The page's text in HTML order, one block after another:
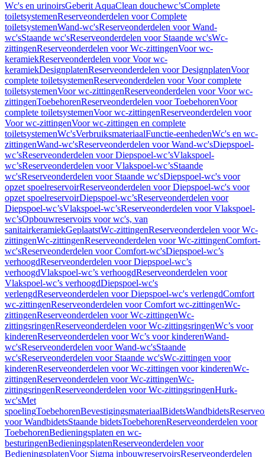
Wc's en urinoirsGeberit AquaClean douchewc’sComplete
toiletsystemenReserveonderdelen voor Complete
toiletsystemenWand-wc'sReserveonderdelen voor Wand-
wc'sStaande wc'sReserveonderdelen voor Staande wc'sWc-
zittingenReserveonderdelen voor Wc-zittingenVoor wc-
keramiekReserveonderdelen voor Voor wc-
keramiekDesignplatenReserveonderdelen voor DesignplatenVoor
complete toiletsystemenReserveonderdelen voor Voor complete
toiletsystemenVoor wc-zittingenReserveonderdelen voor Voor wc-
zittingenToebehorenReserveonderdelen voor ToebehorenVoor
complete toiletsystemenVoor wc-zittingenReserveonderdelen voor
Voor wc-zittingenVoor wc-zittingen en complete
toiletsystemenWc'sVerbruiksmateriaalFunctie-eenhedenWc's en wc-
zittingenWand-wc'sReserveonderdelen voor Wand-wc'sDiepspoel-
wc’sReserveonderdelen voor Diepspoel-wc’sVlakspoel-
wc’sReserveonderdelen voor Vlakspoel-wc’sStaande
wc'sReserveonderdelen voor Staande wc'sDiepspoel-wc's voor
opzet spoelreservoirReserveonderdelen voor Diepspoel-wc's voor
opzet spoelreservoirDiepspoel-wc’sReserveonderdelen voor
Diepspoel-wc’sVlakspoel-wc’sReserveonderdelen voor Vlakspoel-
wc’sOpbouwreservoirs voor wc's, van
sanitairkeramiekGeplaatstWc-zittingenReserveonderdelen voor Wc-
zittingenWc-zittingenReserveonderdelen voor Wc-zittingenComfort-
wc'sReserveonderdelen voor Comfort-wc'sDiepspoel-wc’s
verhoogdReserveonderdelen voor Diepspoel-wc’s
verhoogdVlakspoel-wc’s verhoogdReserveonderdelen voor
Vlakspoel-wc’s verhoogdDiepspoel-wc's
verlengdReserveonderdelen voor Diepspoel-wc's verlengdComfort
wc-zittingenReserveonderdelen voor Comfort wc-zittingenWc-
zittingenReserveonderdelen voor Wc-zittingenWc-
zittingsringenReserveonderdelen voor Wc-zittingsringenWc’s voor
kinderenReserveonderdelen voor Wc’s voor kinderenWand-
wc'sReserveonderdelen voor Wand-wc'sStaande
wc'sReserveonderdelen voor Staande wc'sWc-zittingen voor
kinderenReserveonderdelen voor Wc-zittingen voor kinderenWc-
zittingenReserveonderdelen voor Wc-zittingenWc-
zittingsringenReserveonderdelen voor Wc-zittingsringenHurk-
wc'sMet
spoelingToebehorenBevestigingsmateriaalBidetsWandbidets
voor WandbidetsStaande bidetsToebehorenReserveonderdelen voor
ToebehorenBedieningsplaten en wc-
besturingenBedieningsplatenReserveonderdelen voor
BedieningsplatenVoor Sigma inbouwreservoirsReserveonderdelen